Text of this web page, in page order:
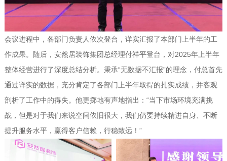
会议进程中，各部门负责人依次登台，详实汇报了本部门上半年的工
作成果。随后，安然居装饰集团总经理付祥平登台，对2025年上半年
整体经营进行了深度总结分析。秉承“无数据不汇报”的理念，付总首先
通过详实的数据，充分肯定了各部门上半年取得的扎实成绩，并客观
剖析了工作中的得失。他更掷地有声地指出：“当下市场环境充满挑
战，但是对于我们来说空间依旧很大，我们仍要持续精进自身、不断
提升服务水平，赢得客户信赖，行稳致远！”